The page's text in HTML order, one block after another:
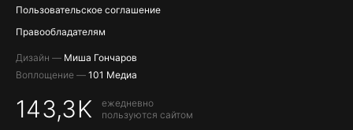
Пользовательское соглашение
Правообладателям
Дизайн — Миша Гончаров
Воплощение — 101 Медиа
143,3K
ежедневно
пользуются сайтом